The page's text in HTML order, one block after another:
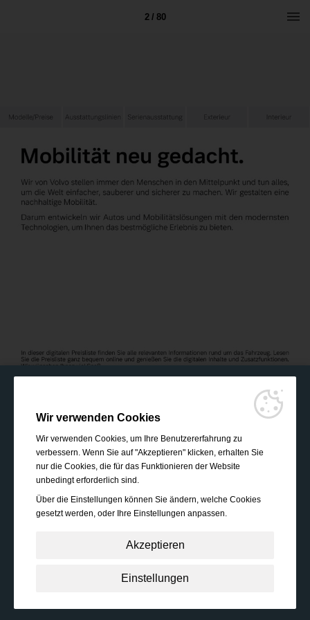
2 / 80
Wir verwenden Cookies
Wir verwenden Cookies, um Ihre Benutzererfahrung zu
verbessern. Wenn Sie auf "Akzeptieren" klicken, erhalten Sie
nur die Cookies, die für das Funktionieren der Website
unbedingt erforderlich sind.
Über die Einstellungen können Sie ändern, welche Cookies
gesetzt werden, oder Ihre Einstellungen anpassen.
Akzeptieren
Unbedingt erforderlich:
Diese Cookies sind essenziell,
um grundlegende Funktionen wie die Navigation, das
Einstellungen